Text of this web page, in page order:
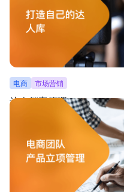
电商 市场营销
达人档案管理
建立系统化达人档案，支持对比达
询平台类型及负责人，以跟踪达人